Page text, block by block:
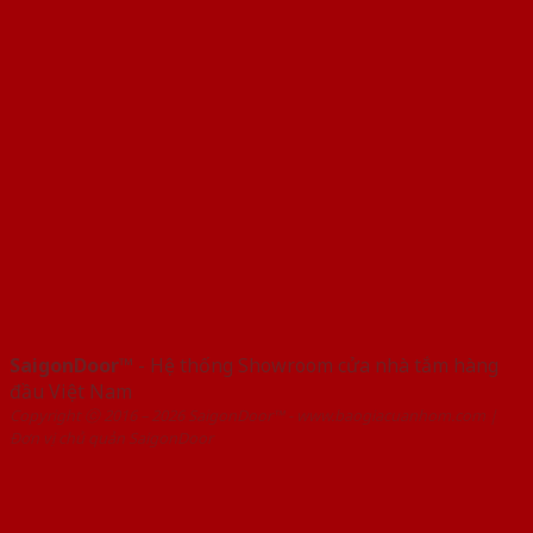
SaigonDoor™ - Hệ thống Showroom cửa nhà tắm hàng
đầu Việt Nam
Copyright ⓒ 2016 – 2026 SaigonDoor™ - www.baogiacuanhom.com |
Đơn vị chủ quản SaigonDoor